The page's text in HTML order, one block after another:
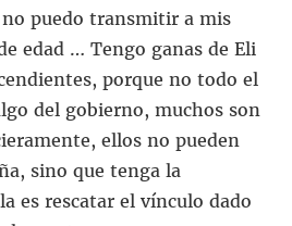
puedo transmitir a mis
edad … Tengo ganas de Eli
porque no todo el
del gobierno, muchos son
ellos no pueden
sino que tenga la
es rescatar el vínculo dado